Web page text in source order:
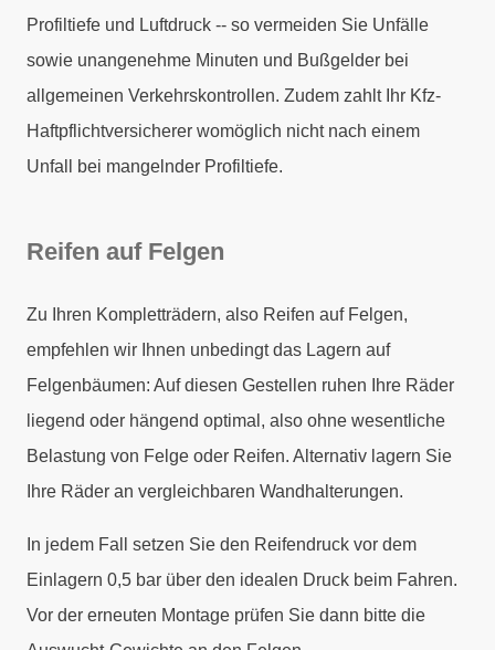
Profiltiefe und Luftdruck -- so vermeiden Sie Unfälle
sowie unangenehme Minuten und Bußgelder bei
allgemeinen Verkehrskontrollen. Zudem zahlt Ihr Kfz-
Haftpflichtversicherer womöglich nicht nach einem
Unfall bei mangelnder Profiltiefe.
Reifen auf Felgen
Zu Ihren Kompletträdern, also Reifen auf Felgen,
empfehlen wir Ihnen unbedingt das Lagern auf
Felgenbäumen: Auf diesen Gestellen ruhen Ihre Räder
liegend oder hängend optimal, also ohne wesentliche
Belastung von Felge oder Reifen. Alternativ lagern Sie
Ihre Räder an vergleichbaren Wandhalterungen.
In jedem Fall setzen Sie den Reifendruck vor dem
Einlagern 0,5 bar über den idealen Druck beim Fahren.
Vor der erneuten Montage prüfen Sie dann bitte die